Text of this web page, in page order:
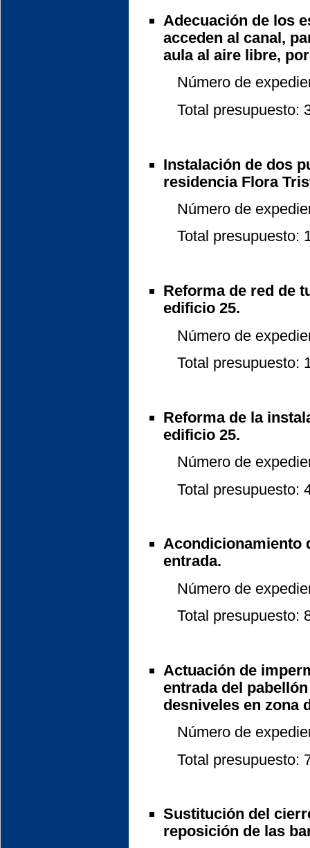
Adecuación de los
acceden al canal,
aula al aire libre,
Número de
Total presupuesto:
Instalación de dos
residencia Flora
Número de
Total presupuesto:
Reforma de red de
edificio 25.
Número de
Total presupuesto:
Reforma de la
edificio 25.
Número de
Total presupuesto:
Acondicionamiento
entrada.
Número de
Total presupuesto:
Actuación de
entrada del
desniveles en zona
Número de
Total presupuesto:
Sustitución del
reposición de las